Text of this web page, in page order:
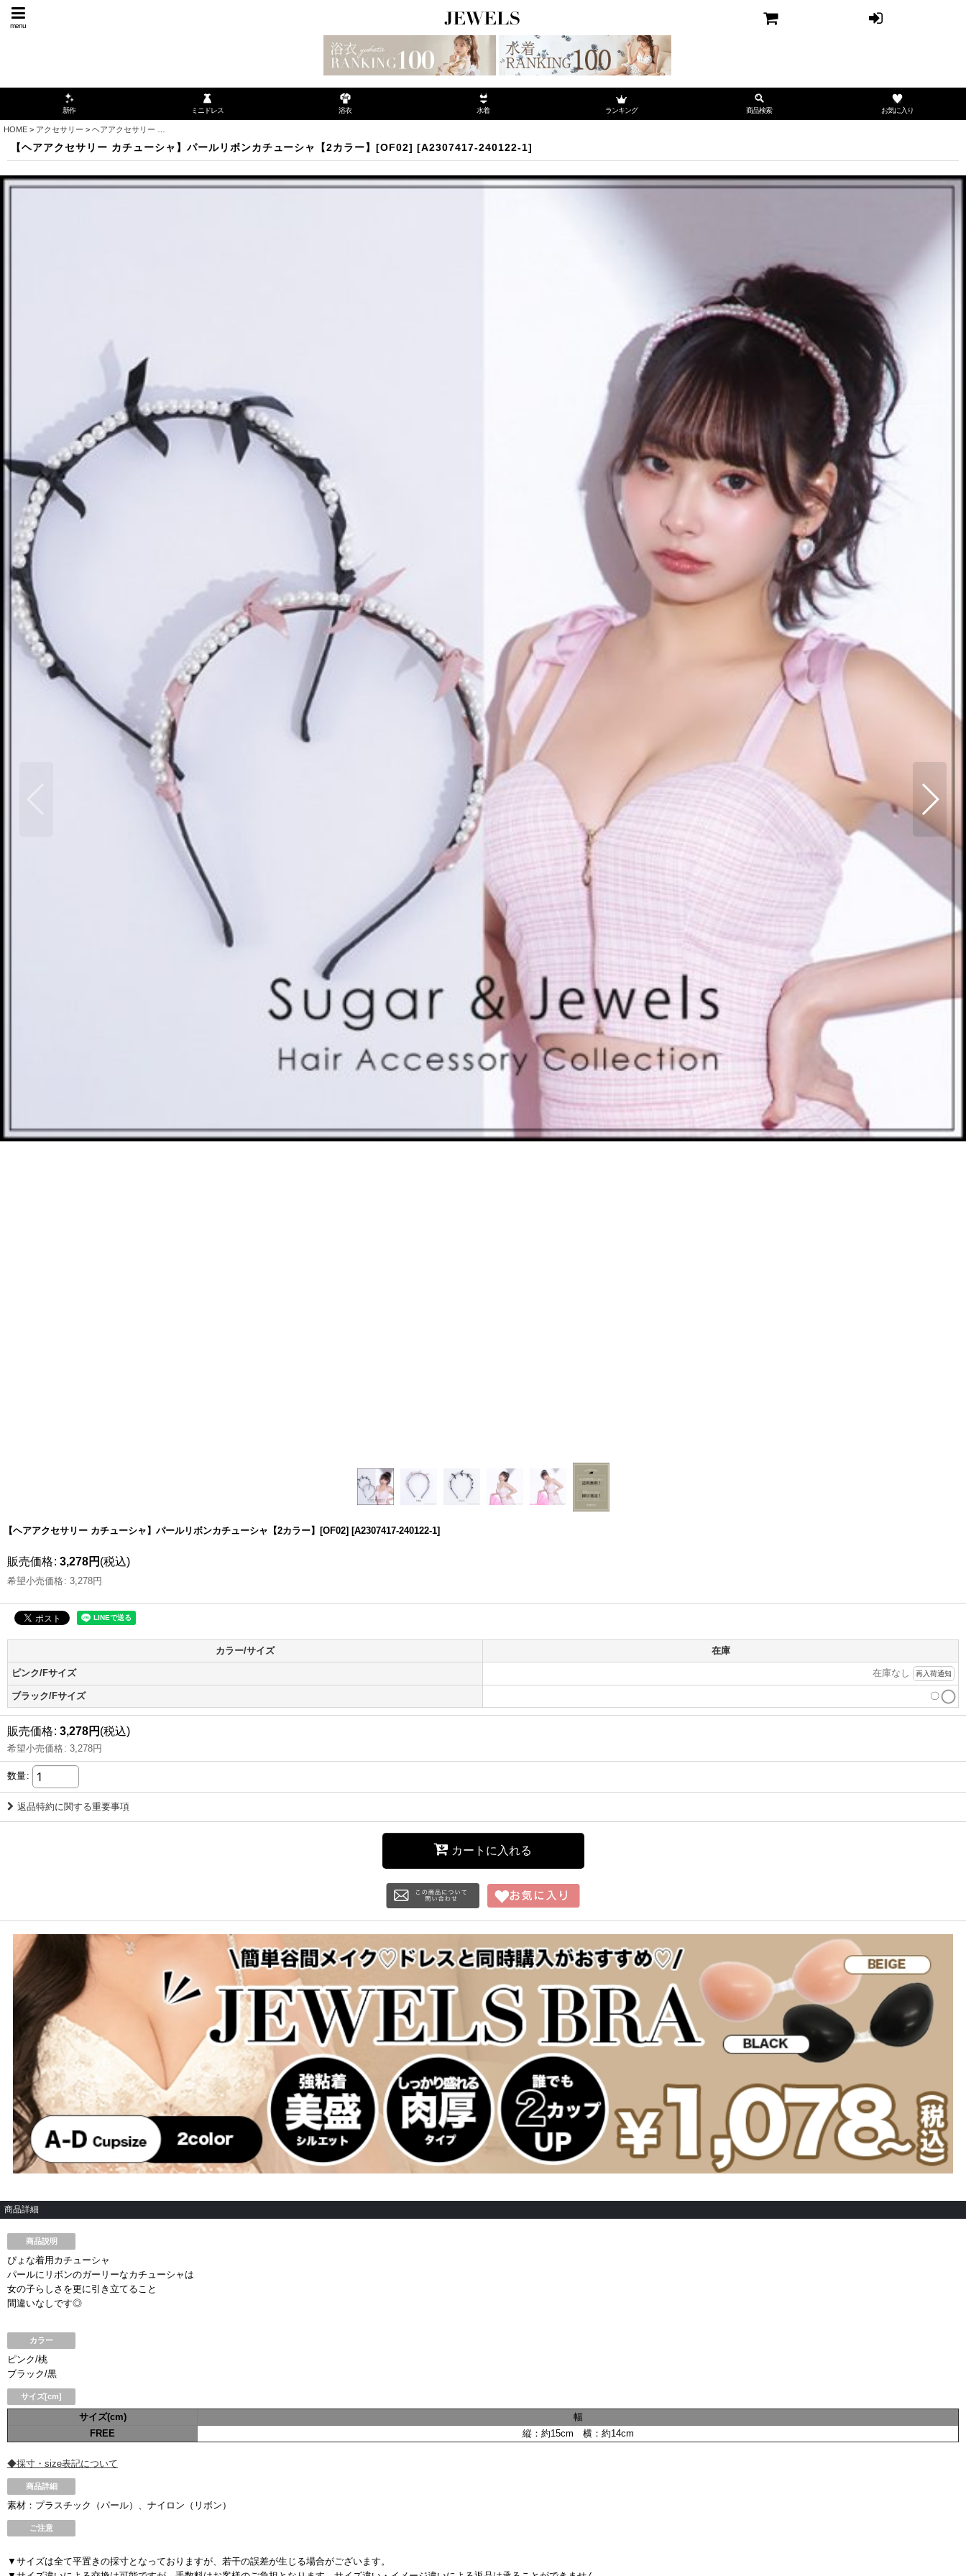
menu
新作 ミニドレス 浴衣 水着 ランキング 商品検索 お気に入り
HOME > アクセサリー > ヘアアクセサリー
【ヘアアクセサリー カチューシャ】パールリボンカチューシャ【2カラー】[OF02] [A2307417-240122-1]
【ヘアアクセサリー カチューシャ】パールリボンカチューシャ【2カラー】[OF02] [A2307417-240122-1]
販売価格: 3,278円 (税込)
希望小売価格: 3,278円
カラー/サイズ 在庫
ピンク/Fサイズ 在庫なし 再入荷通知
ブラック/Fサイズ 〇
販売価格: 3,278円 (税込)
希望小売価格: 3,278円
数量:
返品特約に関する重要事項
カートに入れる
商品詳細
商品説明
ぴょな着用カチューシャ
パールにリボンのガーリーなカチューシャは
女の子らしさを更に引き立てること
間違いなしです◎
カラー
ピンク/桃
ブラック/黒
サイズ[cm]
サイズ(cm)
幅
FREE
縦：約15cm 横：約14cm
◆採寸・size表記について
商品詳細
素材：プラスチック（パール）、ナイロン（リボン）
ご注意
▼サイズは全て平置きの採寸となっておりますが、若干の誤差が生じる場合がございます。